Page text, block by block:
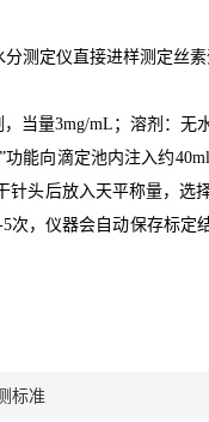
测定仪直接进样测定丝
当量3mg/mL；溶剂：无
功能向滴定池内注入约
针头后放入天平称量，
次，仪器会自动保存标
标准